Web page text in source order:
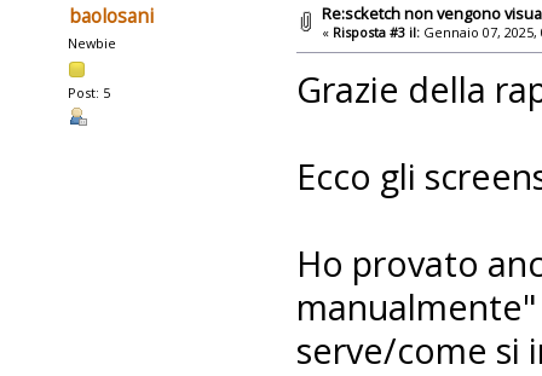
baolosani
Newbie
Post: 5
Re:scketch non vengono
« Risposta #3 il: Gennaio 07, 2025,
Grazie della
Ecco gli
Ho provato
serve/come si